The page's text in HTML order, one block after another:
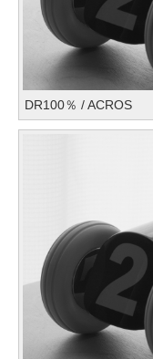
DR100％ / ACROS